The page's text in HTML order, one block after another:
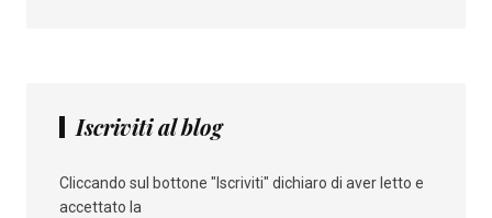
Iscriviti al blog
Cliccando sul bottone "Iscriviti" dichiaro di aver letto e
accettato la